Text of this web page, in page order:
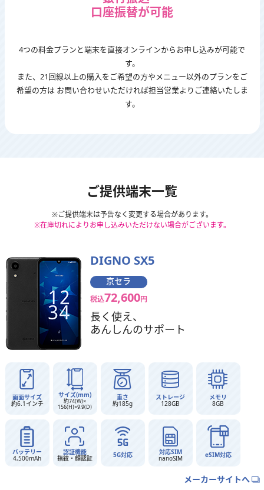
口座振替が可能
4つの料金プランと端末を直接オンラインからお申し込みが可能で
す。
また、21回線以上の購入をご希望の方やメニュー以外のプランをご
希望の方は お問い合わせいただければ担当営業よりご連絡いたしま
す。
ご提供端末一覧
※ご提供端末は予告なく変更する場合があります。
※在庫切れによりお申し込みいただけない場合がございます。
DIGNO SX5
京セラ
税込72,600円
長く使え、
あんしんのサポート
画面サイズ
約6.1インチ
サイズ(mm)
約74(W)×
156(H)×9.9(D)
重さ
約185g
ストレージ
128GB
メモリ
8GB
バッテリー
4,500mAh
認証機能
指紋・顔認証 5G対応 対応SIM
nanoSIM eSIM対応
メーカーサイトへ